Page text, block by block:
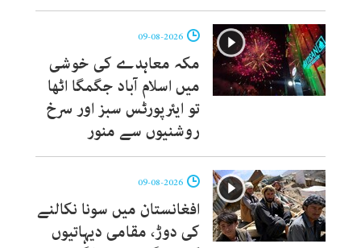
مکہ معاہدے کی خوشی
میں اسلام آباد جگمگا اٹھا
تو ایئرپورٹس سبز اور سرخ
روشنیوں سے منور
افغانستان میں سونا نکالنے
کی دوڑ، مقامی دیہاتیوں